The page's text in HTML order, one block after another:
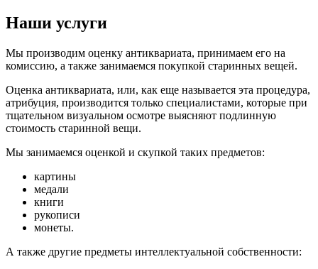
Наши услуги
Мы производим оценку антиквариата, принимаем его на
комиссию, а также занимаемся покупкой старинных вещей.
Оценка антиквариата, или, как еще называется эта процедура,
атрибуция, производится только специалистами, которые при
тщательном визуальном осмотре выясняют подлинную
стоимость старинной вещи.
Мы занимаемся оценкой и скупкой таких предметов:
картины
медали
книги
рукописи
монеты.
А также другие предметы интеллектуальной собственности: